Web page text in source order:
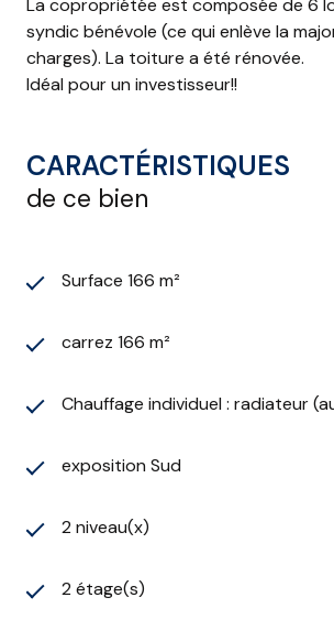
La copropriétée est composée de 6
syndic bénévole (ce qui enlève la
charges). La toiture a été rénovée.
Idéal pour un investisseur!!
CARACTÉRISTIQUES
de ce bien
Surface 166 m²
carrez 166 m²
Chauffage individuel : radiateur
exposition Sud
2 niveau(x)
2 étage(s)